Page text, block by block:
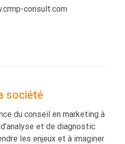
consult.com
société
du conseil en marketing à
et de diagnostic.
les enjeux et à imaginer